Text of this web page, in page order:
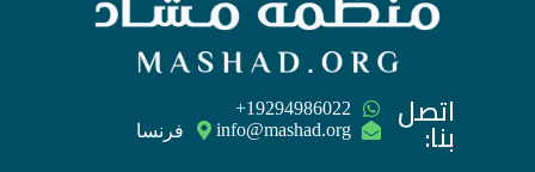
اتصل
بنا:
‪+19294986022
فرنسا